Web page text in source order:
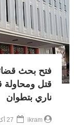
فتح بحث
قتل ومحاولة
ناري بتطوان
ikram